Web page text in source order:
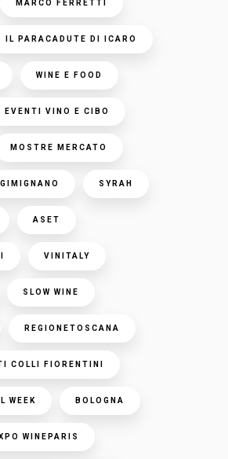
MARCO FERRETTI
IL PARACADUTE DI ICARO
WINE E FOOD
EVENTI VINO E CIBO
MOSTRE MERCATO
SYRAH
ASET
VINITALY
SLOW WINE
REGIONETOSCANA
COLLI FIORENTINI
WEEK BOLOGNA
WINEPARIS